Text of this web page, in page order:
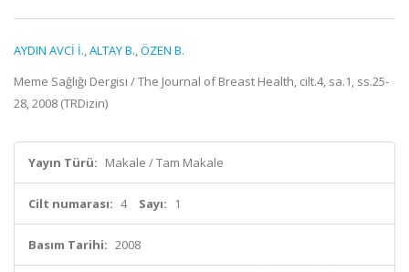
AYDIN AVCİ İ.,ALTAY B.,ÖZEN B.
Meme Sağlığı Dergisi / The Journal of Breast Health, cilt.4, sa.1, ss.25-
28, 2008 (TRDizin)
Yayın Türü: Makale / Tam Makale
Cilt numarası: 4 Sayı: 1
Basım Tarihi: 2008